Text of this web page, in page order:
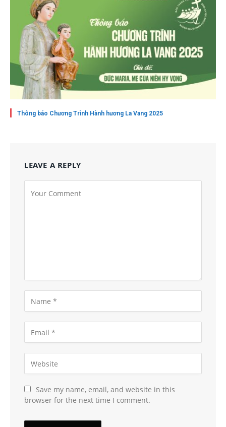
Thông báo Chương Trình Hành hương La Vang 2025
LEAVE A REPLY
Save my name, email, and website in this
browser for the next time I comment.